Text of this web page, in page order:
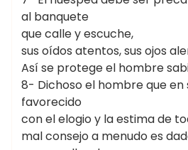
al banquete
que calle y escuche,
sus oídos atentos, sus ojos
Así se protege el hombre
8- Dichoso el hombre que en
favorecido
con el elogio y la estima de
mal consejo a menudo es